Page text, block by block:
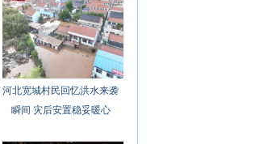
河北宽城村民回忆洪水来袭
瞬间 灾后安置稳妥暖心